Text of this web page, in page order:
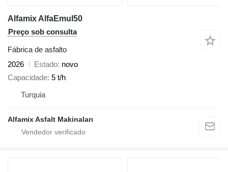
Alfamix AlfaEmul50
Preço sob consulta
Fábrica de asfalto
2026
Estado novo
Capacidade 5 t/h
Turquia
Alfamix Asfalt Makinaları